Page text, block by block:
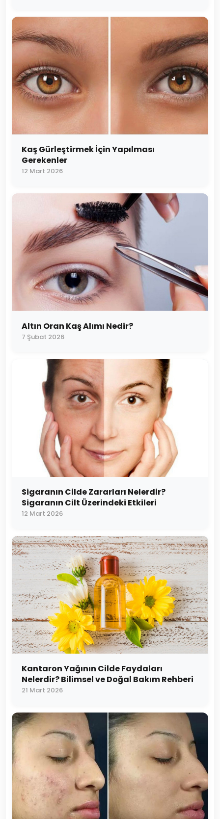
Kaş Gürleştirmek İçin Yapılması
Gerekenler
12 Mart 2026
Altın Oran Kaş Alımı Nedir?
7 Şubat 2026
Sigaranın Cilde Zararları Nelerdir?
Sigaranın Cilt Üzerindeki Etkileri
12 Mart 2026
Kantaron Yağının Cilde Faydaları
Nelerdir? Bilimsel ve Doğal Bakım Rehberi
21 Mart 2026